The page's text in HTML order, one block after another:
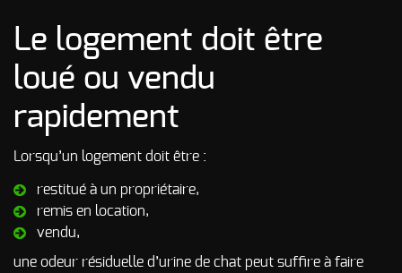
Le logement doit être
loué ou vendu
rapidement
Lorsqu’un logement doit être :
restitué à un propriétaire,
remis en location,
vendu,
une odeur résiduelle d’urine de chat peut suffire à faire